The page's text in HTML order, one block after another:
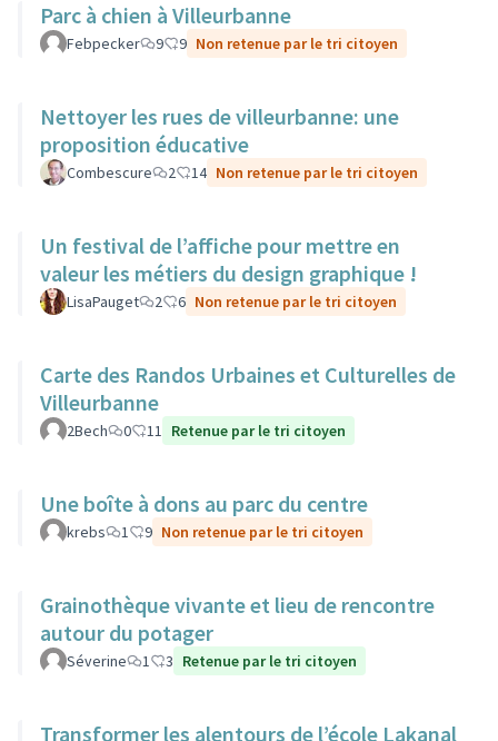
Parc à chien à Villeurbanne
Febpecker 9 9 Non retenue par le tri citoyen
Nettoyer les rues de villeurbanne: une
proposition éducative
Combescure 2 14 Non retenue par le tri citoyen
Un festival de l’affiche pour mettre en
valeur les métiers du design graphique !
LisaPauget 2 6 Non retenue par le tri citoyen
Carte des Randos Urbaines et Culturelles de
Villeurbanne
2Bech 0 11 Retenue par le tri citoyen
Une boîte à dons au parc du centre
krebs 1 9 Non retenue par le tri citoyen
Grainothèque vivante et lieu de rencontre
autour du potager
Séverine 1 3 Retenue par le tri citoyen
Transformer les alentours de l’école Lakanal